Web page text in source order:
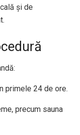
și de
primele 24 de ore.
precum sauna